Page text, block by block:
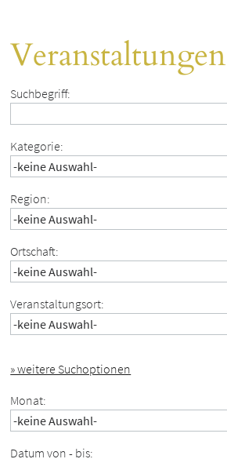
Veranstaltungen
Suchbegriff:
Kategorie:
Region:
Ortschaft:
Veranstaltungsort:
» weitere Suchoptionen
Monat:
Datum von - bis: